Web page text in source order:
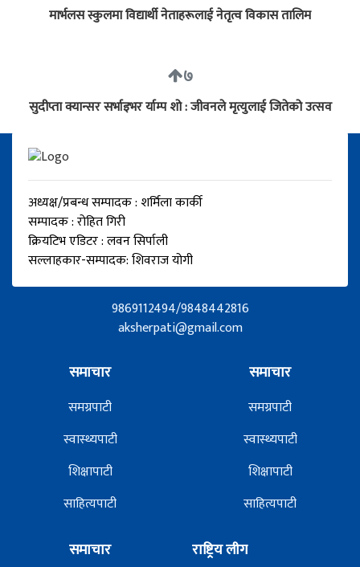
मार्भलस स्कुलमा विद्यार्थी नेताहरूलाई नेतृत्व विकास तालिम
७
सुदीप्ता क्यान्सर सर्भाइभर र्याम्प शो : जीवनले मृत्युलाई जितेको उत्सव
अध्यक्ष/प्रबन्ध सम्पादक : शर्मिला कार्की
सम्पादक : रोहित गिरी
क्रियटिभ एडिटर : लवन सिर्पाली
सल्लाहकार-सम्पादक: शिवराज योगी
9869112494/9848442816
aksherpati@gmail.com
समाचार
समग्रपाटी
स्वास्थ्यपाटी
शिक्षापाटी
साहित्यपाटी
समाचार
समग्रपाटी
स्वास्थ्यपाटी
शिक्षापाटी
साहित्यपाटी
समाचार राष्ट्रिय लीग